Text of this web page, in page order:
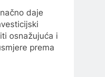
daje
osnažujuća i
prema